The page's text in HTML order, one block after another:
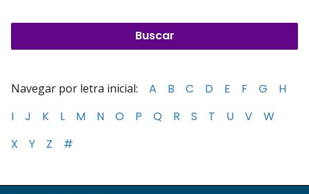
Navegar por letra inicial: A B C D E F G
H
I
J K L M N O P Q R S T U V
W
X
Y Z #